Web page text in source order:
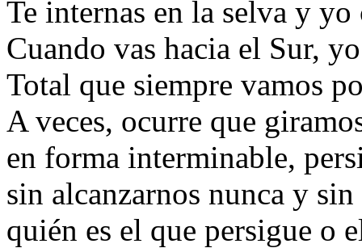
Te internas en la selva y
Cuando vas hacia el Sur,
Total que siempre vamos
A veces, ocurre que
en forma interminable,
sin alcanzarnos nunca y sin
quién es el que persigue o